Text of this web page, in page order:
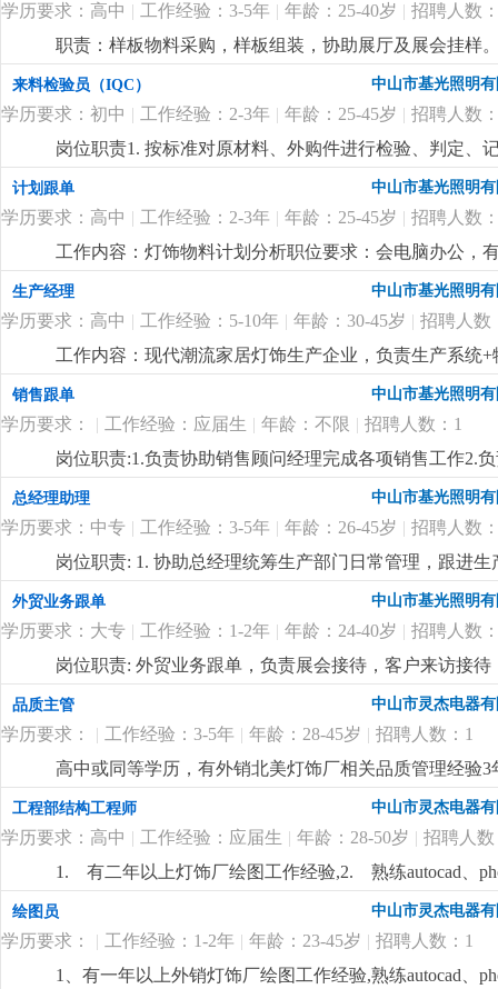
学历要求：高中 | 工作经验：3-5年 | 年龄：25-40岁 | 招聘人数
职责：样板物料采购，样板组装，协助展厅及展会挂样
购，能看懂配件图纸，有工程部打样配件采购经验。更
来料检验员（IQC） 中山市基光照明
学历要求：初中 | 工作经验：2-3年 | 年龄：25-45岁 | 招聘人数
岗位职责1. 按标准对原材料、外购件进行检验、判定、
检验量具，保证正常使用。4. 反馈来料异常，协助供应
以上学历，有工厂检验经验优先。2. 会使用卡尺等量具
简单电脑操作，如实填写记录。更详细...
计划跟单 中山市基光照明
学历要求：高中 | 工作经验：2-3年 | 年龄：25-45岁 | 招聘人数
工作内容：灯饰物料计划分析职位要求：会电脑办公，
艺流程，懂mc物料分析，能看懂bom表和cad配件图。
回双程车费报销
生产经理 中山市基光照明
学历要求：高中 | 工作经验：5-10年 | 年龄：30-45岁 | 招聘人数
工作内容：现代潮流家居灯饰生产企业，负责生产系统
产管理和物料管理，懂现代潮流设计款灯饰的生产工艺
性。
销售跟单 中山市基光照明
学历要求： | 工作经验：应届生 | 年龄：不限 | 招聘人数：1
岗位职责:1.负责协助销售顾问经理完成各项销售工作2.
做好市场相关的各项业务事宜岗位要求:1.初中及以上学
心，做事细心，有上进心4.具有较强的沟通协调能力，
详细 ...
总经理助理 中山市基光照明
学历要求：中专 | 工作经验：3-5年 | 年龄：26-45岁 | 招聘人数
岗位职责: 1. 协助总经理统筹生产部门日常管理，跟进
2. 负责公司人事基础工作：员工招聘、入职离职、考勤
公司指令，整理生产报表、会议纪要，跟进各项工作督
位要求:1.有工厂工作经验，懂生产管理或做过人事/行
顺畅，服从管理，能长期稳定做。岗位待遇与福利：面
外贸业务跟单 中山市基光照明
学历要求：大专 | 工作经验：1-2年 | 年龄：24-40岁 | 招聘人数
岗位职责: 外贸业务跟单，负责展会接待，客户来访接
级，能基本交流。有类似灯饰企业工作经验。岗位待遇
品质主管 中山市灵杰电器
学历要求： | 工作经验：3-5年 | 年龄：28-45岁 | 招聘人数：1
高中或同等学历，有外销北美灯饰厂相关品质管理经验
工程部结构工程师 中山市灵杰电器
学历要求：高中 | 工作经验：应届生 | 年龄：28-50岁 | 招聘人数
1. 有二年以上灯饰厂绘图工作经验,2. 熟练autocad、
作经验优先.更详细...
绘图员 中山市灵杰电器
学历要求： | 工作经验：1-2年 | 年龄：23-45岁 | 招聘人数：1
1、有一年以上外销灯饰厂绘图工作经验,熟练autocad、